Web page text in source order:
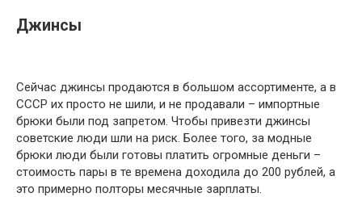
Джинсы
Сейчас джинсы продаются в большом ассортименте, а в
СССР их просто не шили, и не продавали – импортные
брюки были под запретом. Чтобы привезти джинсы
советские люди шли на риск. Более того, за модные
брюки люди были готовы платить огромные деньги –
стоимость пары в те времена доходила до 200 рублей, а
это примерно полторы месячные зарплаты.